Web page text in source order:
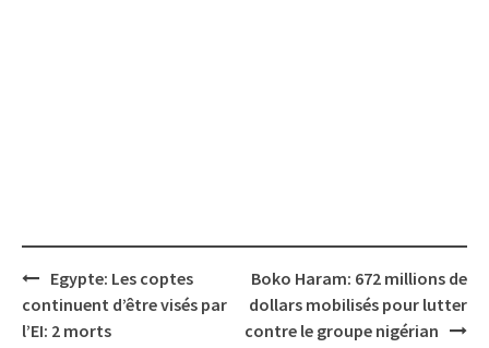
Post
navigation
Egypte: Les coptes
continuent d’être visés par
l’EI: 2 morts
Boko Haram: 672 millions de
dollars mobilisés pour lutter
contre le groupe nigérian